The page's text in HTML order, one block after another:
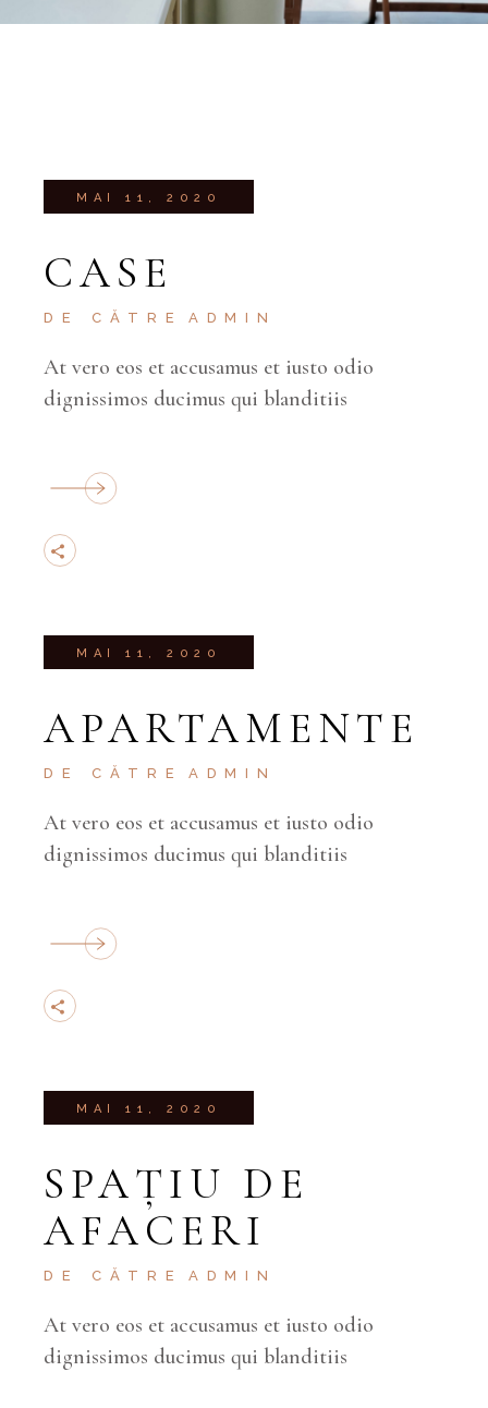
MAI 11, 2020
CASE
DE CĂTRE ADMIN
At vero eos et accusamus et iusto odio
dignissimos ducimus qui blanditiis
MAI 11, 2020
APARTAMENTE
DE CĂTRE ADMIN
At vero eos et accusamus et iusto odio
dignissimos ducimus qui blanditiis
MAI 11, 2020
SPAȚIU DE
AFACERI
DE CĂTRE ADMIN
At vero eos et accusamus et iusto odio
dignissimos ducimus qui blanditiis